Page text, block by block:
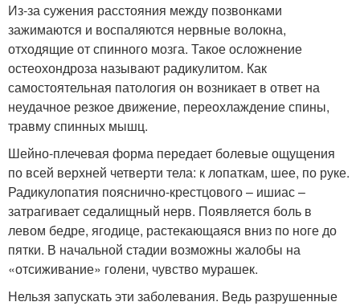
Из-за сужения расстояния между позвонками
зажимаются и воспаляются нервные волокна,
отходящие от спинного мозга. Такое осложнение
остеохондроза называют радикулитом. Как
самостоятельная патология он возникает в ответ на
неудачное резкое движение, переохлаждение спины,
травму спинных мышц.
Шейно-плечевая форма передает болевые ощущения
по всей верхней четверти тела: к лопаткам, шее, по руке.
Радикулопатия пояснично-крестцового – ишиас –
затрагивает седалищный нерв. Появляется боль в
левом бедре, ягодице, растекающаяся вниз по ноге до
пятки. В начальной стадии возможны жалобы на
«отсиживание» голени, чувство мурашек.
Нельзя запускать эти заболевания. Ведь разрушенные